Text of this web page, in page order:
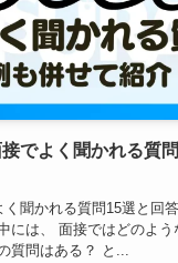
でよく聞かれる質
聞かれる質問15選と回
には、 面接ではどのよう
質問はある？ と...